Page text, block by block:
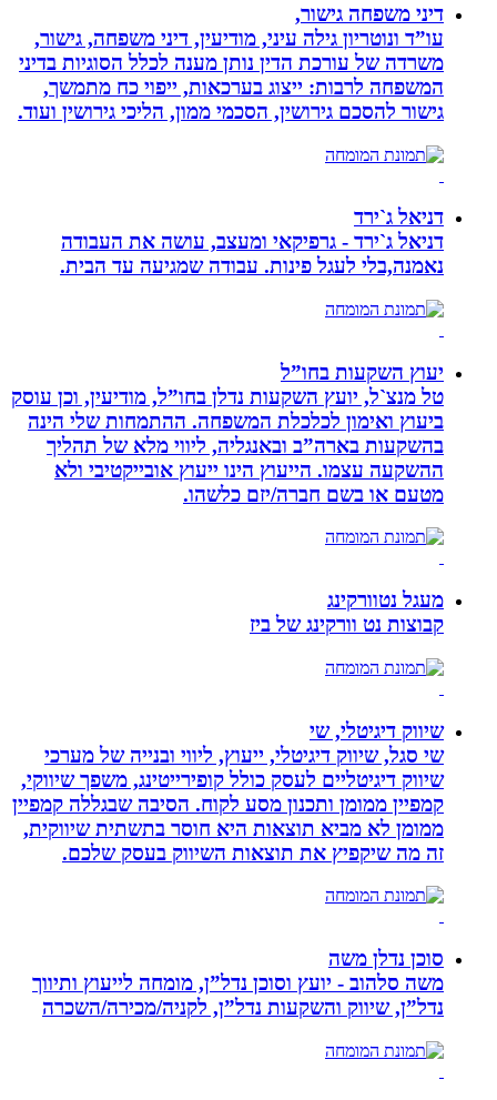
דיני משפחה גישור,
עו”ד ונוטריון גילה עיני, מודיעין, דיני משפחה, גישור,
משרדה של עורכת הדין נותן מענה לכלל הסוגיות בדיני
המשפחה לרבות: ייצוג בערכאות, ייפוי כח מתמשך,
גישור להסכם גירושין, הסכמי ממון, הליכי גירושין ועוד.
דניאל ג`ירד
דניאל ג`ירד - גרפיקאי ומעצב, עושה את העבודה
נאמנה,בלי לעגל פינות. עבודה שמגיעה עד הבית.
יעוץ השקעות בחו”ל
טל מנצ`ל, יועץ השקעות נדלן בחו”ל, מודיעין, וכן עוסק
ביעוץ ואימון לכלכלת המשפחה. ההתמחות שלי הינה
בהשקעות בארה”ב ובאנגליה, ליווי מלא של תהליך
ההשקעה עצמו. הייעוץ הינו ייעוץ אובייקטיבי ולא
מטעם או בשם חברה/יזם כלשהו.
מעגל נטוורקינג
קבוצות נט וורקינג של ביז
שיווק דיגיטלי, שי
שי סגל, שיווק דיגיטלי, ייעוץ, ליווי ובנייה של מערכי
שיווק דיגיטליים לעסק כולל קופירייטינג, משפך שיווקי,
קמפיין ממומן ותכנון מסע לקוח. הסיבה שבגללה קמפיין
ממומן לא מביא תוצאות היא חוסר בתשתית שיווקית,
זה מה שיקפיץ את תוצאות השיווק בעסק שלכם.
סוכן נדלן משה
משה סלהוב - יועץ וסוכן נדל”ן, מומחה לייעוץ ותיווך
נדל”ן, שיווק והשקעות נדל”ן, לקניה/מכירה/השכרה